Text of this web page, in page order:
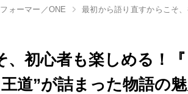
ォーマー／ONE 最初から語り直すからこそ
初心者も楽しめる！『
道”が詰まった物語の